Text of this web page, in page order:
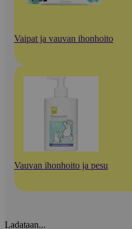
Vaipat ja vauvan ihonhoito
Vauvan ihonhoito ja pesu
Ladataan...